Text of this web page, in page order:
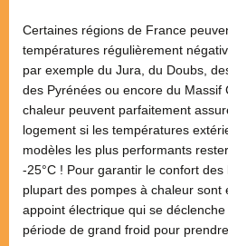
Certaines régions de France
températures régulièrement
par exemple du Jura, du Doubs,
des Pyrénées ou encore du Massif
chaleur peuvent parfaitement
logement si les températures
modèles les plus performants
-25°C ! Pour garantir le confort
plupart des pompes à chaleur sont
appoint électrique qui se
période de grand froid pour